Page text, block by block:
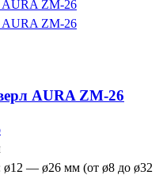
AURA ZM-26
ø12 — ø26 мм (от ø8 до ø32